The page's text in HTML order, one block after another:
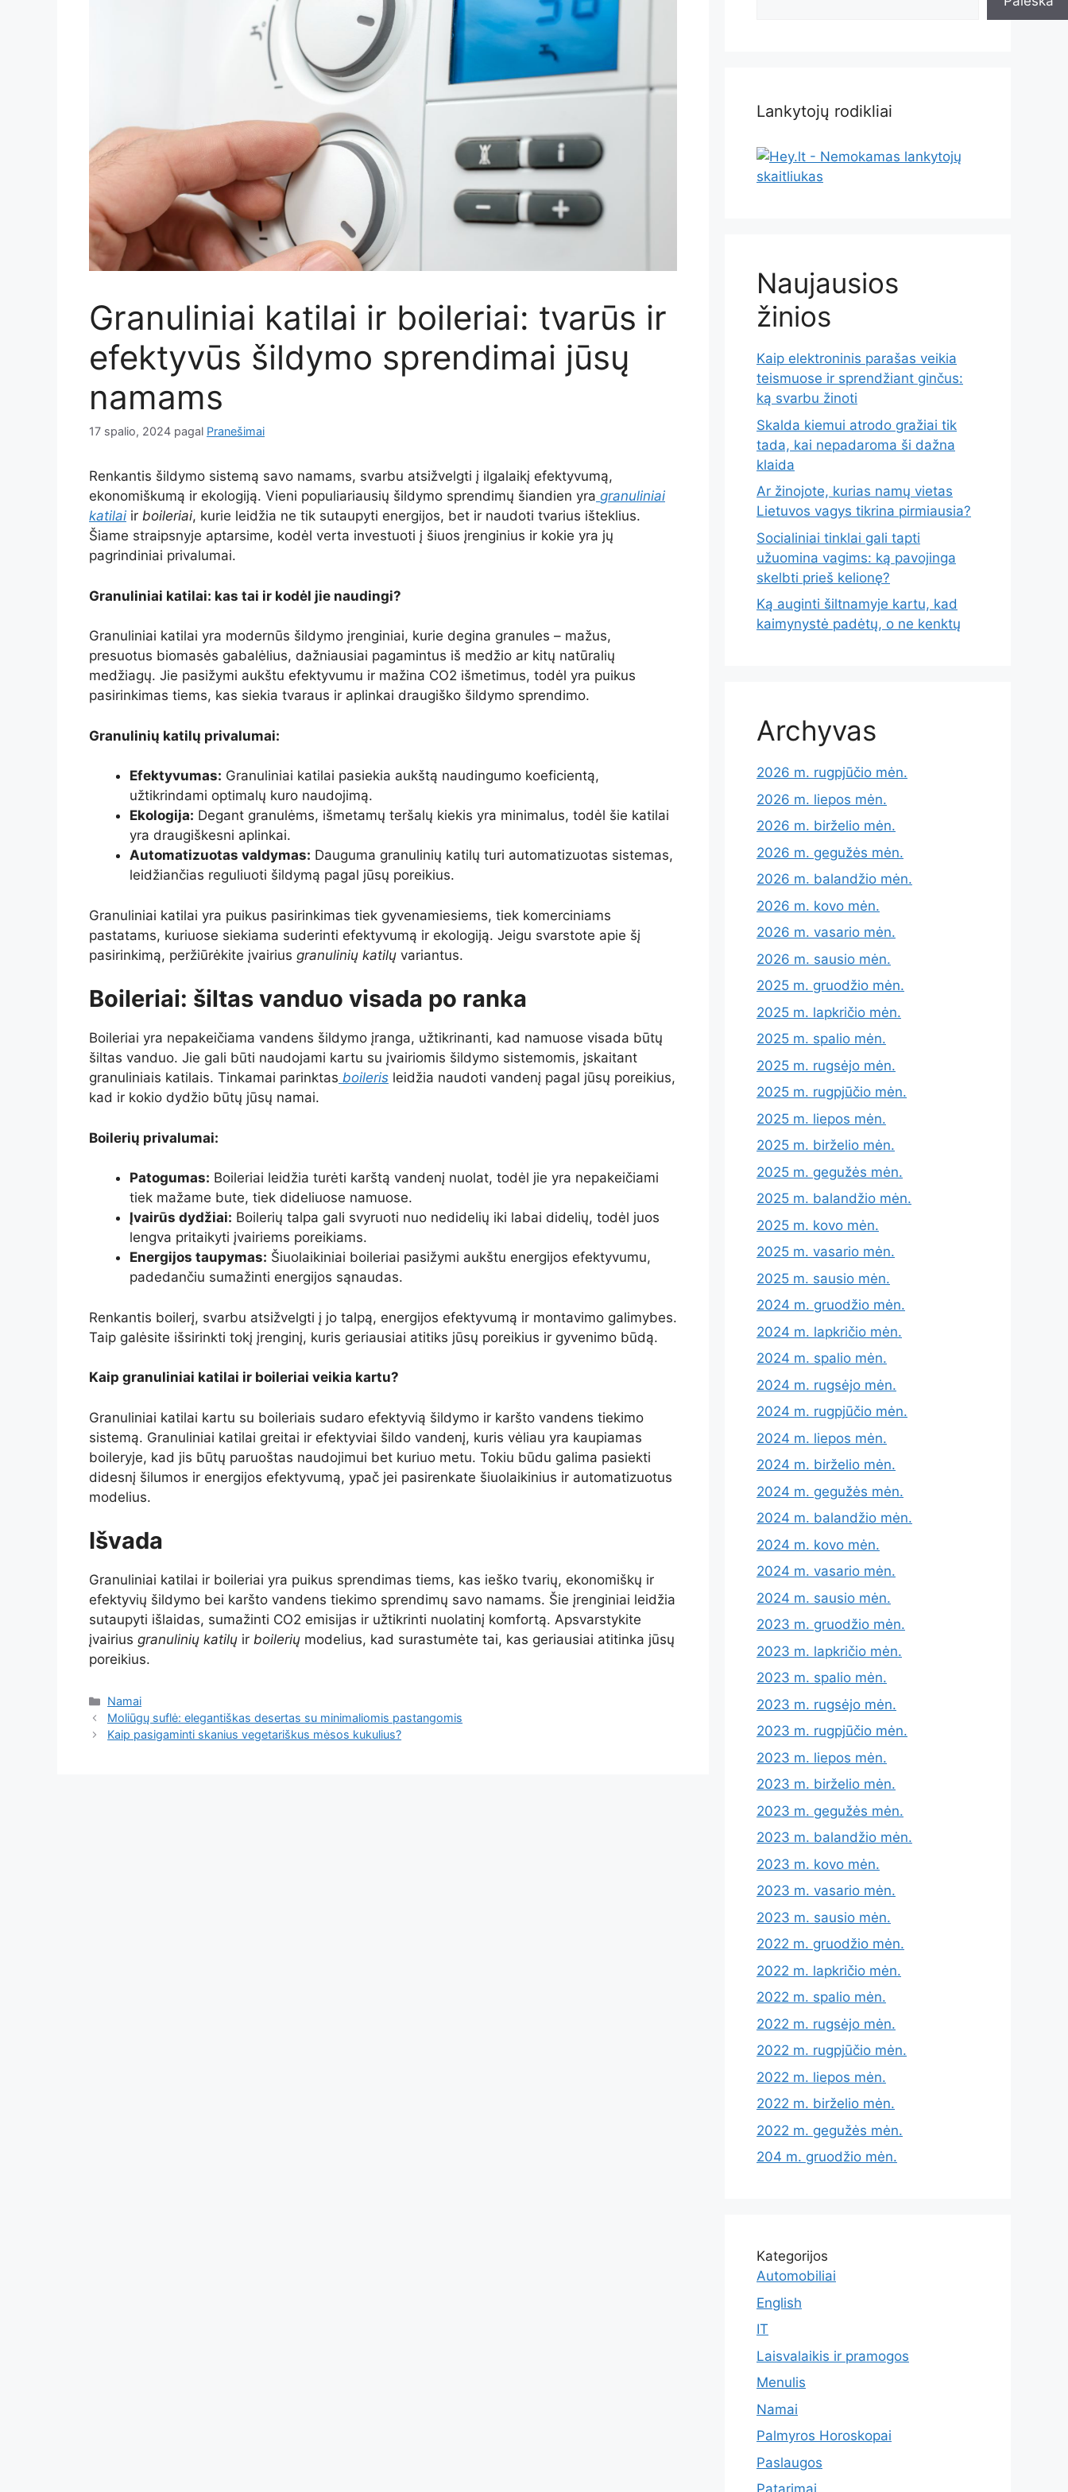
Granuliniai katilai ir boileriai: tvarūs ir
efektyvūs šildymo sprendimai jūsų
namams
17 spalio, 2024 pagal Pranešimai
Renkantis šildymo sistemą savo namams, svarbu atsižvelgti į ilgalaikį efektyvumą,
ekonomiškumą ir ekologiją. Vieni populiariausių šildymo sprendimų šiandien yra granuliniai
katilai ir boileriai, kurie leidžia ne tik sutaupyti energijos, bet ir naudoti tvarius išteklius.
Šiame straipsnyje aptarsime, kodėl verta investuoti į šiuos įrenginius ir kokie yra jų
pagrindiniai privalumai.
Granuliniai katilai: kas tai ir kodėl jie naudingi?
Granuliniai katilai yra modernūs šildymo įrenginiai, kurie degina granules – mažus,
presuotus biomasės gabalėlius, dažniausiai pagamintus iš medžio ar kitų natūralių
medžiagų. Jie pasižymi aukštu efektyvumu ir mažina CO2 išmetimus, todėl yra puikus
pasirinkimas tiems, kas siekia tvaraus ir aplinkai draugiško šildymo sprendimo.
Granulinių katilų privalumai:
Efektyvumas: Granuliniai katilai pasiekia aukštą naudingumo koeficientą,
užtikrindami optimalų kuro naudojimą.
Ekologija: Degant granulėms, išmetamų teršalų kiekis yra minimalus, todėl šie katilai
yra draugiškesni aplinkai.
Automatizuotas valdymas: Dauguma granulinių katilų turi automatizuotas sistemas,
leidžiančias reguliuoti šildymą pagal jūsų poreikius.
Granuliniai katilai yra puikus pasirinkimas tiek gyvenamiesiems, tiek komerciniams
pastatams, kuriuose siekiama suderinti efektyvumą ir ekologiją. Jeigu svarstote apie šį
pasirinkimą, peržiūrėkite įvairius granulinių katilų variantus.
Boileriai: šiltas vanduo visada po ranka
Boileriai yra nepakeičiama vandens šildymo įranga, užtikrinanti, kad namuose visada būtų
šiltas vanduo. Jie gali būti naudojami kartu su įvairiomis šildymo sistemomis, įskaitant
granuliniais katilais. Tinkamai parinktas boileris leidžia naudoti vandenį pagal jūsų poreikius,
kad ir kokio dydžio būtų jūsų namai.
Boilerių privalumai:
Patogumas: Boileriai leidžia turėti karštą vandenį nuolat, todėl jie yra nepakeičiami
tiek mažame bute, tiek dideliuose namuose.
Įvairūs dydžiai: Boilerių talpa gali svyruoti nuo nedidelių iki labai didelių, todėl juos
lengva pritaikyti įvairiems poreikiams.
Energijos taupymas: Šiuolaikiniai boileriai pasižymi aukštu energijos efektyvumu,
padedančiu sumažinti energijos sąnaudas.
Renkantis boilerį, svarbu atsižvelgti į jo talpą, energijos efektyvumą ir montavimo galimybes.
Taip galėsite išsirinkti tokį įrenginį, kuris geriausiai atitiks jūsų poreikius ir gyvenimo būdą.
Kaip granuliniai katilai ir boileriai veikia kartu?
Granuliniai katilai kartu su boileriais sudaro efektyvią šildymo ir karšto vandens tiekimo
sistemą. Granuliniai katilai greitai ir efektyviai šildo vandenį, kuris vėliau yra kaupiamas
boileryje, kad jis būtų paruoštas naudojimui bet kuriuo metu. Tokiu būdu galima pasiekti
didesnį šilumos ir energijos efektyvumą, ypač jei pasirenkate šiuolaikinius ir automatizuotus
modelius.
Išvada
Granuliniai katilai ir boileriai yra puikus sprendimas tiems, kas ieško tvarių, ekonomiškų ir
efektyvių šildymo bei karšto vandens tiekimo sprendimų savo namams. Šie įrenginiai leidžia
sutaupyti išlaidas, sumažinti CO2 emisijas ir užtikrinti nuolatinį komfortą. Apsvarstykite
įvairius granulinių katilų ir boilerių modelius, kad surastumėte tai, kas geriausiai atitinka jūsų
poreikius.
Kategorijos
Namai
Moliūgų suflė: elegantiškas desertas su minimaliomis pastangomis
Kaip pasigaminti skanius vegetariškus mėsos kukulius?
Lankytojų rodikliai
Naujausios
žinios
Kaip elektroninis parašas veikia
teismuose ir sprendžiant ginčus:
ką svarbu žinoti
Skalda kiemui atrodo gražiai tik
tada, kai nepadaroma ši dažna
klaida
Ar žinojote, kurias namų vietas
Lietuvos vagys tikrina pirmiausia?
Socialiniai tinklai gali tapti
užuomina vagims: ką pavojinga
skelbti prieš kelionę?
Ką auginti šiltnamyje kartu, kad
kaimynystė padėtų, o ne kenktų
Archyvas
2026 m. rugpjūčio mėn.
2026 m. liepos mėn.
2026 m. birželio mėn.
2026 m. gegužės mėn.
2026 m. balandžio mėn.
2026 m. kovo mėn.
2026 m. vasario mėn.
2026 m. sausio mėn.
2025 m. gruodžio mėn.
2025 m. lapkričio mėn.
2025 m. spalio mėn.
2025 m. rugsėjo mėn.
2025 m. rugpjūčio mėn.
2025 m. liepos mėn.
2025 m. birželio mėn.
2025 m. gegužės mėn.
2025 m. balandžio mėn.
2025 m. kovo mėn.
2025 m. vasario mėn.
2025 m. sausio mėn.
2024 m. gruodžio mėn.
2024 m. lapkričio mėn.
2024 m. spalio mėn.
2024 m. rugsėjo mėn.
2024 m. rugpjūčio mėn.
2024 m. liepos mėn.
2024 m. birželio mėn.
2024 m. gegužės mėn.
2024 m. balandžio mėn.
2024 m. kovo mėn.
2024 m. vasario mėn.
2024 m. sausio mėn.
2023 m. gruodžio mėn.
2023 m. lapkričio mėn.
2023 m. spalio mėn.
2023 m. rugsėjo mėn.
2023 m. rugpjūčio mėn.
2023 m. liepos mėn.
2023 m. birželio mėn.
2023 m. gegužės mėn.
2023 m. balandžio mėn.
2023 m. kovo mėn.
2023 m. vasario mėn.
2023 m. sausio mėn.
2022 m. gruodžio mėn.
2022 m. lapkričio mėn.
2022 m. spalio mėn.
2022 m. rugsėjo mėn.
2022 m. rugpjūčio mėn.
2022 m. liepos mėn.
2022 m. birželio mėn.
2022 m. gegužės mėn.
204 m. gruodžio mėn.
Kategorijos
Automobiliai
English
IT
Laisvalaikis ir pramogos
Menulis
Namai
Palmyros Horoskopai
Paslaugos